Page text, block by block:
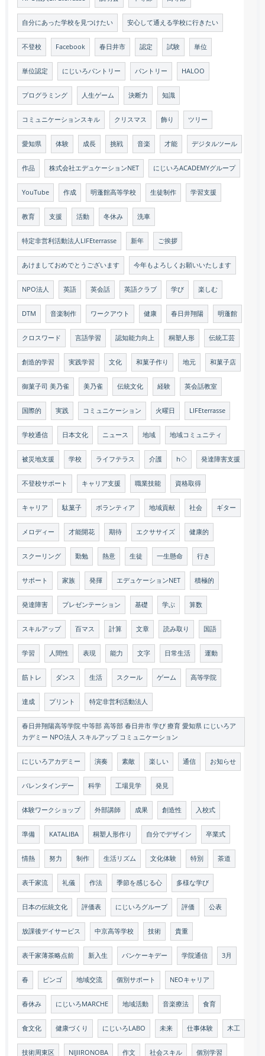
自分にあった学校を見つけたい 安心して通える学校に行きたい
不登校 Facebook 春日井市 認定 試験 単位
単位認定 にじいろパントリー パントリー HALOO
プログラミング 人生ゲーム 決断力 知識
コミュニケーションスキル クリスマス 飾り ツリー
愛知県 体験 成長 挑戦 音楽 才能 デジタルツール
作品 株式会社エデュケーションNET にじいろACADEMYグループ
YouTube 作成 明蓬館高等学校 生徒制作 学習支援
教育 支援 活動 冬休み 洗車
特定非営利活動法人LIFEterrasse 新年 ご挨拶
あけましておめでとうございます 今年もよろしくお願いいたします
NPO法人 英語 英会話 英語クラブ 学び 楽しむ
DTM 音楽制作 ワークアウト 健康 春日井翔陽 明蓬館
クロスワード 言語学習 認知能力向上 桐塑人形 伝統工芸
創造的学習 実践学習 文化 和菓子作り 地元 和菓子店
御菓子司 美乃雀 美乃雀 伝統文化 経験 英会話教室
国際的 実践 コミュニケーション 火曜日 LIFEterrasse
学校通信 日本文化 ニュース 地域 地域コミュニティ
被災地支援 学校 ライフテラス 介護 h◇ 発達障害支援
不登校サポート キャリア支援 職業技能 資格取得
キャリア 駄菓子 ボランティア 地域貢献 社会 ギター
メロディー 才能開花 期待 エクササイズ 健康的
スクーリング 勤勉 熱意 生徒 一生懸命 行き
サポート 家族 発揮 エデュケーションNET 積極的
発達障害 プレゼンテーション 基礎 学ぶ 算数
スキルアップ 百マス 計算 文章 読み取り 国語
学習 人間性 表現 能力 文字 日常生活 運動
筋トレ ダンス 生活 スクール ゲーム 高等学院
達成 プリント 特定非営利活動法人
春日井翔陽高等学院 中等部 高等部 春日井市 学び 療育 愛知県 にじいろア
カデミー NPO法人 スキルアップ コミュニケーション
にじいろアカデミー 演奏 素敵 楽しい 通信 お知らせ
バレンタインデー 科学 工場見学 発見
体験ワークショップ 外部講師 成果 創造性 入校式
準備 KATALIBA 桐塑人形作り 自分でデザイン 卒業式
情熱 努力 制作 生活リズム 文化体験 特別 茶道
表千家流 礼儀 作法 季節を感じる心 多様な学び
日本の伝統文化 評価表 にじいろグループ 評価 公表
放課後デイサービス 中京高等学校 技術 貴重
表千家薄茶略点前 新入生 パンケーキデー 学院通信 3月
春 ビンゴ 地域交流 個別サポート NEOキャリア
春休み にじいろMARCHE 地域活動 音楽療法 食育
食文化 健康づくり にじいろLABO 未来 仕事体験 木工
技術周東区 NIJIIRONOBA 作文 社会スキル 個別学習